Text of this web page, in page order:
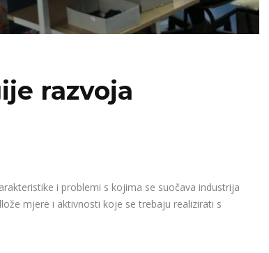
razvoja
i problemi s kojima se suočava industrija
mjere i aktivnosti koje se trebaju realizirati s